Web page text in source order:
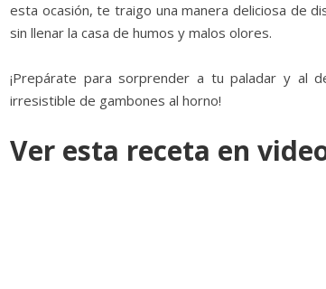
esta ocasión, te traigo una manera deliciosa de
sin llenar la casa de humos y malos olores.
¡Prepárate para sorprender a tu paladar y al
irresistible de gambones al horno!
Ver esta receta en